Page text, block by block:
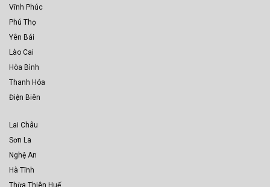
Vĩnh Phúc
Phú Thọ
Yên Bái
Lào Cai
Hòa Bình
Thanh Hóa
Điện Biên
Lai Châu
Sơn La
Nghệ An
Hà Tĩnh
Thừa Thiên Huế